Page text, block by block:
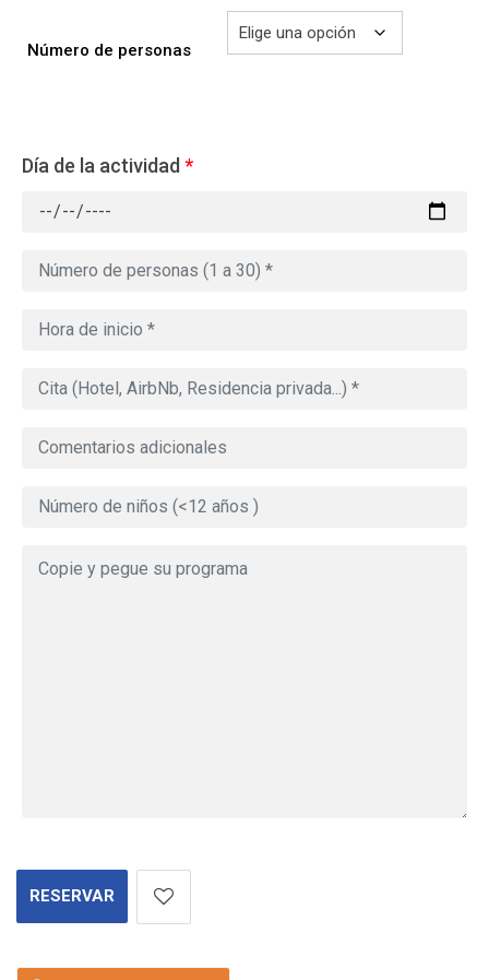
Número de personas
Día de la actividad*
RESERVAR